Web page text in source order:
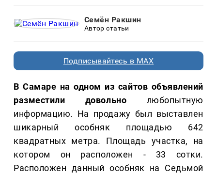
Семён Ракшин
Автор статьи
Подписывайтесь в MAX
В Самаре на одном из сайтов объявлений
разместили довольно любопытную
информацию. На продажу был выставлен
шикарный особняк площадью 642
квадратных метра. Площадь участка, на
котором он расположен - 33 сотки.
Расположен данный особняк на Седьмой